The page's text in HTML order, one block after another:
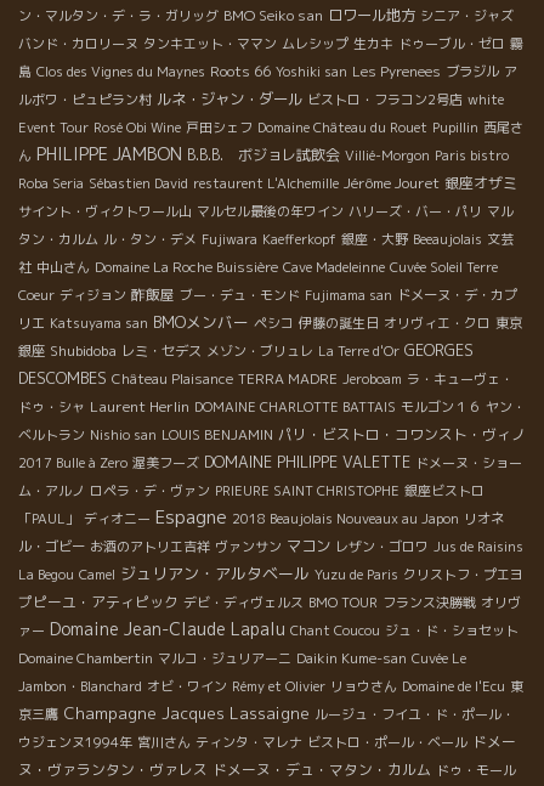
ン・マルタン・デ・ラ・ガリッグ BMO Seiko san ロワール地方 シニア・ジャズ
バンド・カロリーヌ タンキエット・ママン ムレシップ 生カキ ドゥーブル・ゼロ 霧
島 Clos des Vignes du Maynes Roots 66 Yoshiki san Les Pyrenees ブラジル ア
ルボワ・ピュピラン村 ルネ・ジャン・ダール ビストロ・フラコン2号店 white
Event Tour Rosé Obi Wine 戸田シェフ Domaine Château du Rouet Pupillin 西尾さ
ん PHILIPPE JAMBON B.B.B. ボジョレ試飲会 Villié-Morgon Paris bistro
Roba Seria Sébastien David restaurent L'Alchemille Jérôme Jouret 銀座オザミ
サイント・ヴィクトワール山 マルセル最後の年ワイン ハリーズ・バー・パリ マル
タン・カルム ル・タン・デメ Fujiwara Kaefferkopf 銀座・大野 Beeaujolais 文芸
社 中山さん Domaine La Roche Buissière Cave Madeleinne Cuvée Soleil Terre
Coeur ディジョン 酢飯屋 ブー・デュ・モンド Fujimama san ドメーヌ・デ・カプ
リエ Katsuyama san BMOメンバー ペシコ 伊藤の誕生日 オリヴィエ・クロ 東京
銀座 Shubidoba レミ・セデス メゾン・ブリュレ La Terre d'Or GEORGES
DESCOMBES Château Plaisance TERRA MADRE Jeroboam ラ・キューヴェ・
ドゥ・シャ Laurent Herlin DOMAINE CHARLOTTE BATTAIS モルゴン１６ ヤン・
ベルトラン Nishio san LOUIS BENJAMIN パリ・ビストロ・コワンスト・ヴィノ
2017 Bulle à Zero 渥美フーズ DOMAINE PHILIPPE VALETTE ドメーヌ・ショー
ム・アルノ ロペラ・デ・ヴァン PRIEURE SAINT CHRISTOPHE 銀座ビストロ
「PAUL」
ディオニー Espagne 2018 Beaujolais Nouveaux au Japon リオネ
ル・ゴビー お酒のアトリエ吉祥 ヴァンサン マコン レザン・ゴロワ Jus de Raisins
La Begou Camel ジュリアン・アルタベール Yuzu de Paris クリストフ・プエヨ
プピーユ・アティピック デビ・ディヴェルス BMO TOUR フランス決勝戦 オリヴ
ァー Domaine Jean-Claude Lapalu Chant Coucou ジュ・ド・ショセット
Domaine Chambertin マルコ・ジュリアーニ Daikin Kume-san Cuvée Le
Jambon・Blanchard オビ・ワイン Rémy et Olivier リョウさん Domaine de l'Ecu 東
京三鷹 Champagne Jacques Lassaigne ルージュ・フイユ・ド・ポール・
ウジェンヌ1994年 宮川さん ティンタ・マレナ ビストロ・ポール・ベール ドメー
ヌ・ヴァランタン・ヴァレス ドメーヌ・デュ・マタン・カルム ドゥ・モール